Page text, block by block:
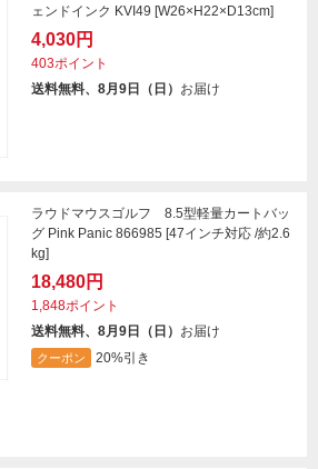
ェンドインク KVI49 [W26×H22×D13cm]
4,030円
403ポイント
送料無料、8月9日（日） お届け
ラウドマウスゴルフ 8.5型軽量カートバッ
グ Pink Panic 866985 [47インチ対応 /約2.6
kg]
18,480円
1,848ポイント
送料無料、8月9日（日） お届け
クーポン 20%引き